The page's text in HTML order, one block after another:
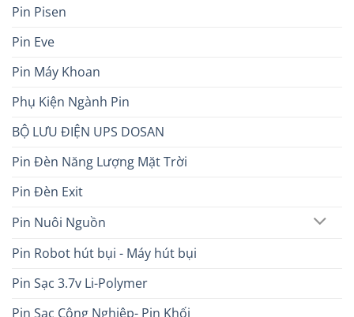
Pin Pisen
Pin Eve
Pin Máy Khoan
Phụ Kiện Ngành Pin
BỘ LƯU ĐIỆN UPS DOSAN
Pin Đèn Năng Lượng Mặt Trời
Pin Đèn Exit
Pin Nuôi Nguồn
Pin Robot hút bụi - Máy hút bụi
Pin Sạc 3.7v Li-Polymer
Pin Sạc Công Nghiệp- Pin Khối